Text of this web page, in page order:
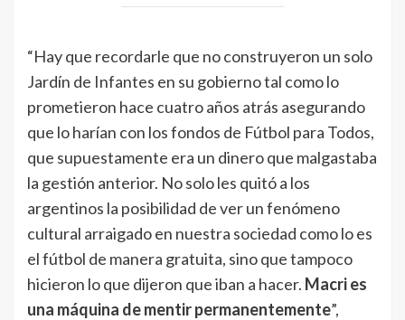
“Hay que recordarle que no construyeron un solo
Jardín de Infantes en su gobierno tal como lo
prometieron hace cuatro años atrás asegurando
que lo harían con los fondos de Fútbol para Todos,
que supuestamente era un dinero que malgastaba
la gestión anterior. No solo les quitó a los
argentinos la posibilidad de ver un fenómeno
cultural arraigado en nuestra sociedad como lo es
el fútbol de manera gratuita, sino que tampoco
hicieron lo que dijeron que iban a hacer. Macri es
una máquina de mentir permanentemente”,